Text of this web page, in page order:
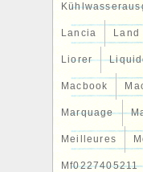
Lancia Land
Liorer
Macbook
Marquage
Meilleures
Mf0227405211